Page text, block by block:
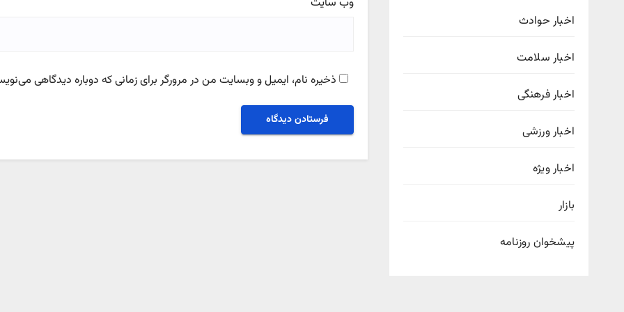
اخبار حوادث
اخبار سلامت
اخبار فرهنگی
اخبار ورزشی
اخبار ویژه
بازار
پیشخوان روزنامه
ذخیره نام، ایمیل و وبسایت من در مرورگر برای زمانی که دوباره دیدگاهی